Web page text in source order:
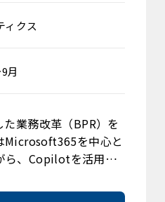
ィクス
月
業務改革（BPR）を
Microsoft365を中心と
ら、Copilotを活用…